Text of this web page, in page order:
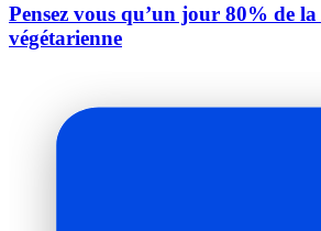
Pensez vous qu’un jour 80% de
végétarienne